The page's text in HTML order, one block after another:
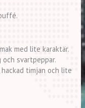
med lite karaktär.
och svartpeppar.
hackad timjan och lite